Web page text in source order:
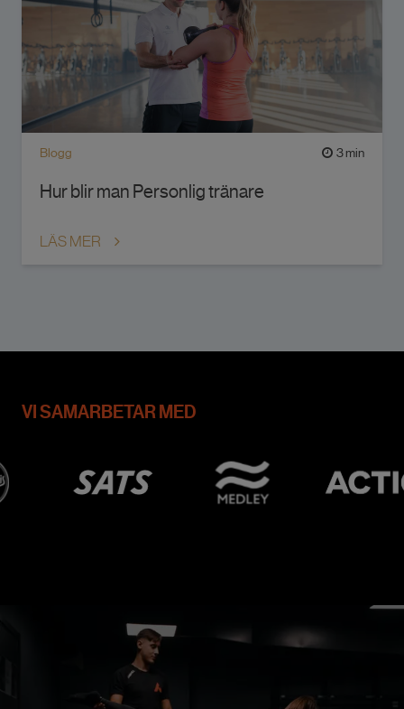
Blogg 3 min
Hur blir man Personlig tränare
LÄS MER
VI SAMARBETAR MED